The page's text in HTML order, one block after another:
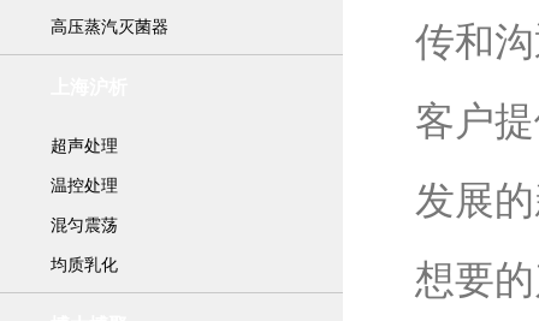
高压蒸汽灭菌器
超声处理
温控处理
混匀震荡
均质乳化
传和
客户
发展
想要